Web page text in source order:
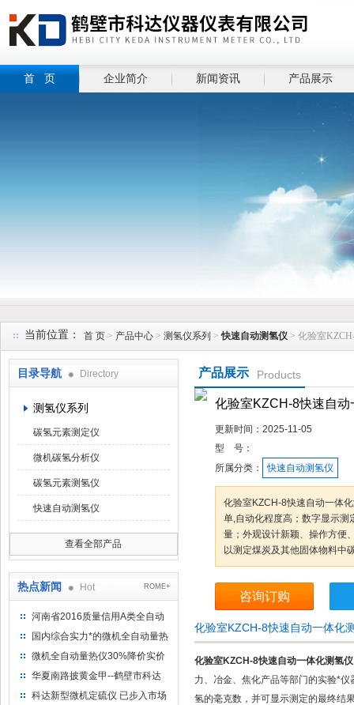
首 页 企业简介 新闻资讯 产品展示
当前位置： 首 页 > 产品中心 > 测氢仪系列 >快速自动测氢仪 > 化验室
目录导航 Directory
测氢仪系列
碳氢元素测定仪
微机碳氢分析仪
碳氢元素测氢仪
快速自动测氢仪
查看全部产品
热点新闻 Hot ROME+
河南省2016质量信用A类全自动
量热仪
国内综合实力*的微机全自动量热
仪制造企业
微机全自动量热仪30%降价实价
出售
华夏南路披黄金甲--鹤壁市科达
仪器仪表有限公司
科达新型微机定硫仪 已步入市场
产品展示 Products
化验室KZCH-8快速自动
更新时间： 2025-11-05
型 号：
所属分类：
快速自动测氢仪
化验室KZCH-8快速自动一体
单,自动化程度高；数字显示测
量；外观设计新颖、操作方便
以测定煤炭及其他固体物料中
咨询订购
化验室KZCH-8快速自动一体化
化验室KZCH-8快速自动一体化测氢仪
力、冶金、焦化产品等部门的实验*
氢的毫克数，并可显示测定的最终结